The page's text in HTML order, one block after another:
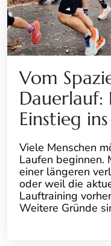
Vom
Dauerlauf:
Einstieg
Viele Menschen
Laufen beginnen.
einer längeren
oder weil die
Lauftraining
Weitere Gründe